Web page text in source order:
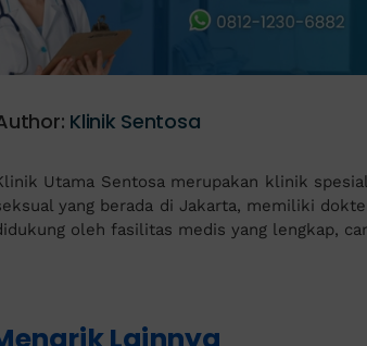
Klinik Sentosa
Utama Sentosa merupakan klinik
yang berada di Jakarta, memiliki
oleh fasilitas medis yang lengkap,